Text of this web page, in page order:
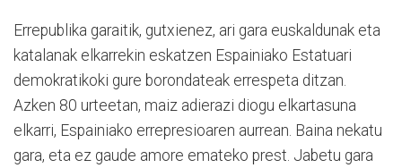
Errepublika garaitik, gutxienez, ari gara euskaldunak eta
katalanak elkarrekin eskatzen Espainiako Estatuari
demokratikoki gure borondateak errespeta ditzan.
Azken 80 urteetan, maiz adierazi diogu elkartasuna
elkarri, Espainiako errepresioaren aurrean. Baina nekatu
gara, eta ez gaude amore emateko prest. Jabetu gara